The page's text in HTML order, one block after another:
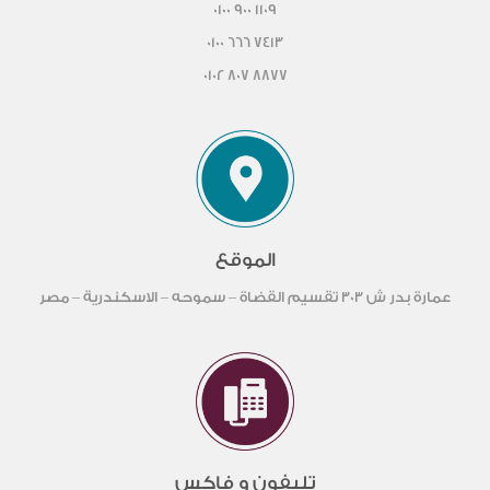
0100 900 1109
0100 666 7413
0102 807 8877
الموقع
عمارة بدر ش 303 تقسيم القضاة – سموحه – الاسكندرية – مصر
تليفون و فاكس